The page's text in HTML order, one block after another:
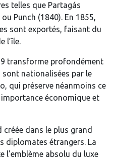
telles que Partagás
Punch (1840). En 1855,
sont exportés, faisant du
l’île.
transforme profondément
sont nationalisées par le
qui préserve néanmoins ce
économique et
créée dans le plus grand
diplomates étrangers. La
l’emblème absolu du luxe